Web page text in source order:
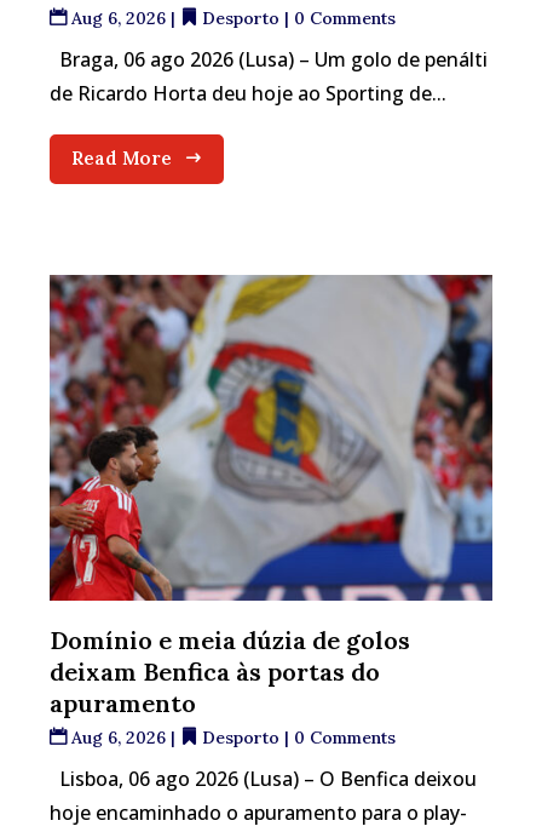
Aug 6, 2026 | Desporto | 0 Comments
Braga, 06 ago 2026 (Lusa) – Um golo de penálti
de Ricardo Horta deu hoje ao Sporting de...
Read More
Domínio e meia dúzia de golos
deixam Benfica às portas do
apuramento
Aug 6, 2026 | Desporto | 0 Comments
Lisboa, 06 ago 2026 (Lusa) – O Benfica deixou
hoje encaminhado o apuramento para o play-